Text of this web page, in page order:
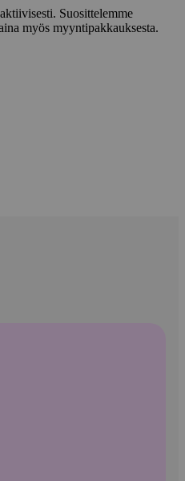
Suosittelemme
myös myyntipakkauksesta.